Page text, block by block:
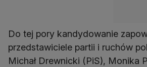
Do tej pory kandydowanie
przedstawiciele partii i ruchów
Michał Drewnicki (PiS), Monika